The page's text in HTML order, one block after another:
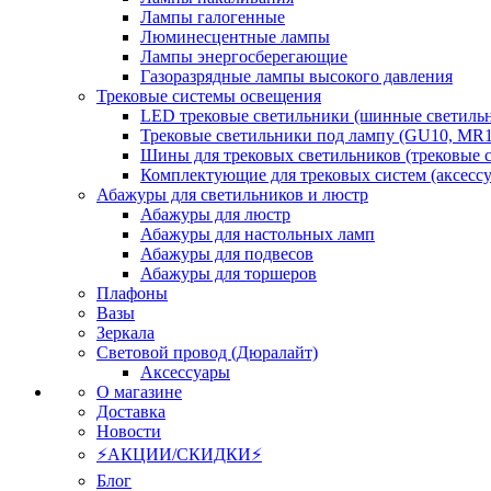
Лампы галогенные
Люминесцентные лампы
Лампы энергосберегающие
Газоразрядные лампы высокого давления
Трековые системы освещения
LED трековые светильники (шинные
Трековые светильники под лампу (GU10,
Шины для трековых светильников (трековые
Комплектующие для трековых систем
Абажуры для светильников и люстр
Абажуры для люстр
Абажуры для настольных ламп
Абажуры для подвесов
Абажуры для торшеров
Плафоны
Вазы
Зеркала
Световой провод (Дюралайт)
Аксессуары
О магазине
Доставка
Новости
⚡АКЦИИ/СКИДКИ⚡
Блог